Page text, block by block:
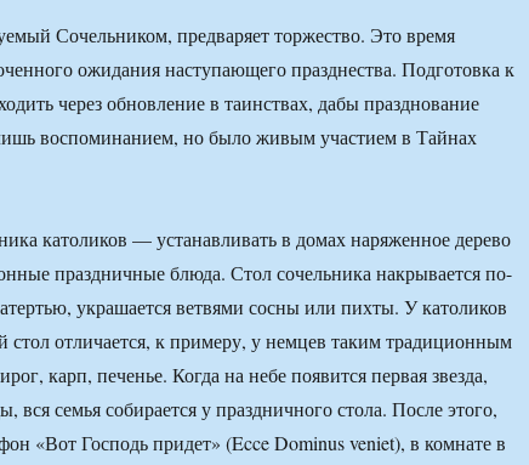
Сочельником, предваряет торжество. Это время
ожидания наступающего празднества. Подготовка к
через обновление в таинствах, дабы празднование
воспоминанием, но было живым участием в Тайнах
католиков — устанавливать в домах наряженное дерево
праздничные блюда. Стол сочельника накрывается по-
украшается ветвями сосны или пихты. У католиков
стол отличается, к примеру, у немцев таким традиционным
карп, печенье. Когда на небе появится первая звезда,
вся семья собирается у праздничного стола. После этого,
«Вот Господь придет» (Ecce Dominus veniet), в комнате в